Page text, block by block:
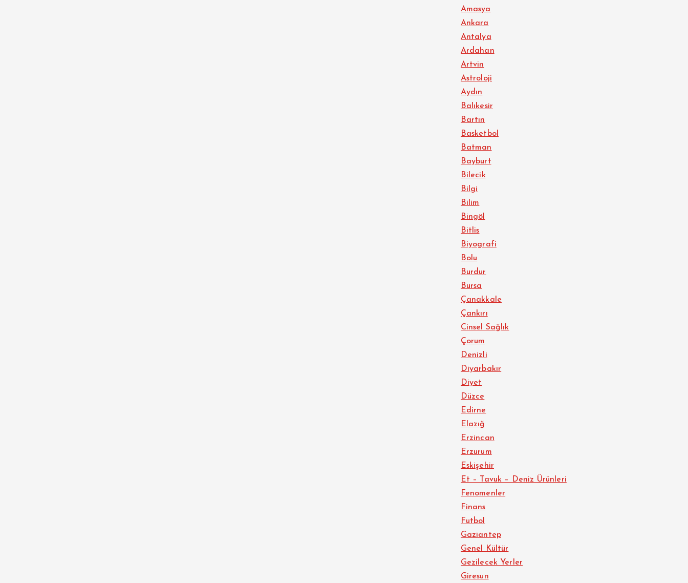
Amasya
Ankara
Antalya
Ardahan
Artvin
Astroloji
Aydın
Balıkesir
Bartın
Basketbol
Batman
Bayburt
Bilecik
Bilgi
Bilim
Bingöl
Bitlis
Biyografi
Bolu
Burdur
Bursa
Çanakkale
Çankırı
Cinsel Sağlık
Çorum
Denizli
Diyarbakır
Diyet
Düzce
Edirne
Elazığ
Erzincan
Erzurum
Eskişehir
Et – Tavuk – Deniz Ürünleri
Fenomenler
Finans
Futbol
Gaziantep
Genel Kültür
Gezilecek Yerler
Giresun